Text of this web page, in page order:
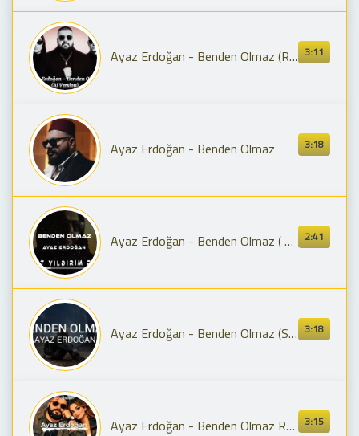
3:11
Ayaz Erdoğan - Benden Olmaz (Remix) AI Version 2025
3:18
Ayaz Erdoğan - Benden Olmaz
2:41
Ayaz Erdoğan - Benden Olmaz ( Samet Yıldırım Remix )
3:18
Ayaz Erdoğan - Benden Olmaz (Sözleri/Lyrics)
3:15
Ayaz Erdoğan - Benden Olmaz Remix